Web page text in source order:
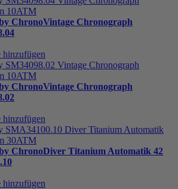
ChronoVintage Chronograph
hinzufügen
ChronoVintage Chronograph
hinzufügen
ChronoDiver Titanium Automatik 42
hinzufügen